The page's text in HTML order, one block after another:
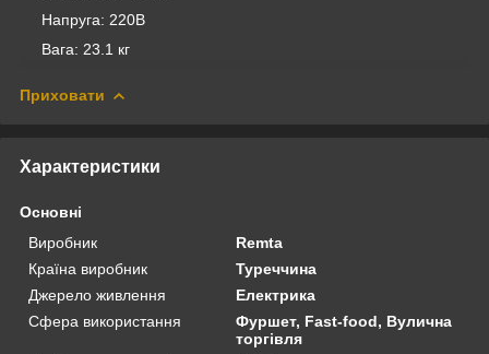
Напруга: 220В
Вага: 23.1 кг
Приховати
Характеристики
Основні
Виробник
Remta
Країна виробник
Туреччина
Джерело живлення
Електрика
Сфера використання
Фуршет, Fast-food, Вулична
торгівля